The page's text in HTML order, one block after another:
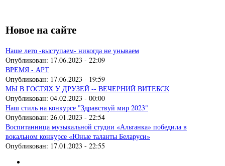
Новое на сайте
Наше лето -выступаем- никогда не унываем
Опубликован: 17.06.2023 - 22:09
ВРЕМЯ - АРТ
Опубликован: 17.06.2023 - 19:59
МЫ В ГОСТЯХ У ДРУЗЕЙ -- ВЕЧЕРНИЙ ВИТЕБСК
Опубликован: 04.02.2023 - 00:00
Наш стиль на конкурсе "Здравствуй мир 2023"
Опубликован: 26.01.2023 - 22:54
Воспитанница музыкальной студии «Альтанка» победила в
вокальном конкурсе «Юные таланты Беларуси»
Опубликован: 17.01.2023 - 22:55